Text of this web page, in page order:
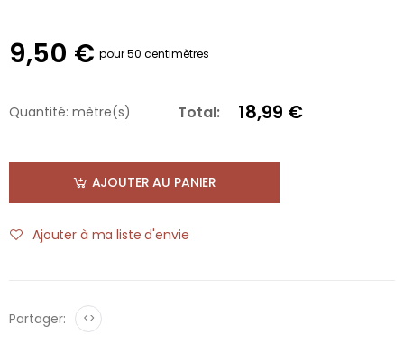
9,50 € pour 50 centimètres
Quantité: mètre(s) Total: 18,99 €
AJOUTER AU PANIER
Ajouter à ma liste d'envie
Partager: <>